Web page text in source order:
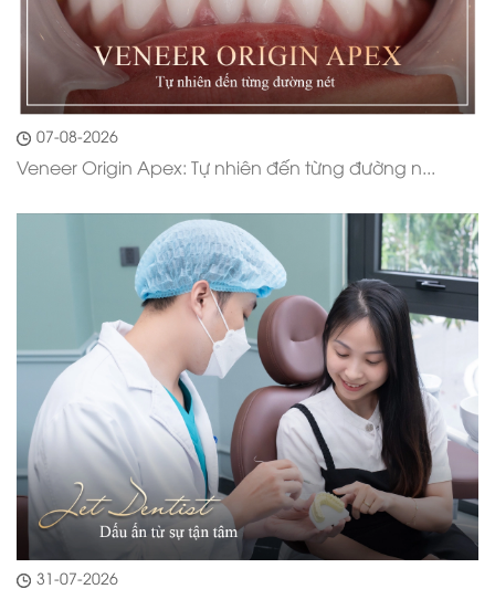
07-08-2026
Veneer Origin Apex: Tự nhiên đến từng đường n...
31-07-2026